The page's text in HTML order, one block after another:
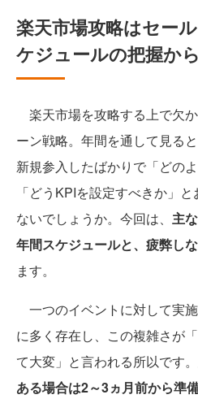
楽天市場攻略はセー
ケジュールの把握から
楽天市場を攻略する上で欠
ーン戦略。年間を通して見る
新規参入したばかりで「どの
「どうKPIを設定すべきか」
ないでしょうか。今回は、 主
年間スケジュールと、疲弊し
ます。
一つのイベントに対して実
に多く存在し、この複雑さが
て大変」と言われる所以です。
ある場合は2～3ヵ月前から準